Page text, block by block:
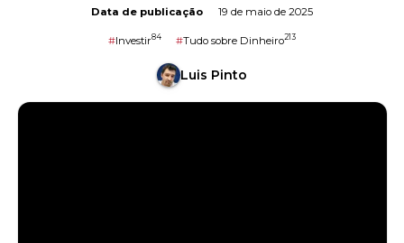
Data de publicação 19 de maio de 2025
#Investir84 #Tudo sobre Dinheiro213
Luis Pinto